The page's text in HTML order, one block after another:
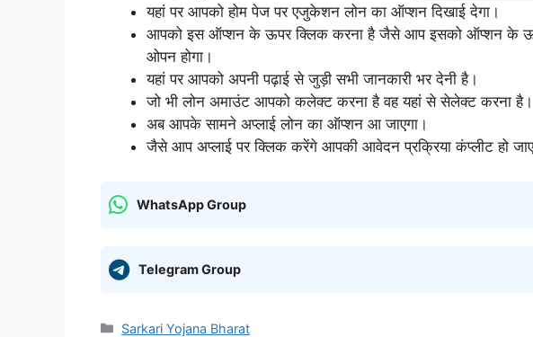
यहां पर आपको होम पेज पर एजुकेशन लोन का ऑप्शन दिखाई देगा।
आपको इस ऑप्शन के ऊपर क्लिक करना है जैसे आप इसको ऑप्शन के
ओपन होगा।
यहां पर आपको अपनी पढ़ाई से जुड़ी सभी जानकारी भर देनी है।
जो भी लोन अमाउंट आपको कलेक्ट करना है वह यहां से सेलेक्ट करना है।
अब आपके सामने अप्लाई लोन का ऑप्शन आ जाएगा।
जैसे आप अप्लाई पर क्लिक करेंगे आपकी आवेदन प्रक्रिया कंप्लीट हो
WhatsApp Group
Telegram Group
Categories
Sarkari Yojana Bharat